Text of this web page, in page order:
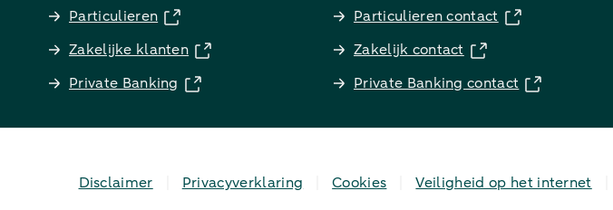
Particulieren
Zakelijke klanten
Private Banking
Particulieren contact
Zakelijk contact
Private Banking contact
Disclaimer Privacyverklaring Cookies Veiligheid op het internet